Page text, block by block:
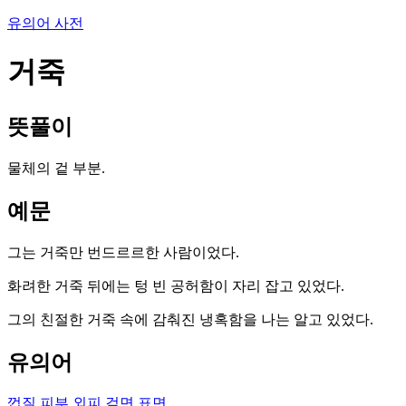
유의어 사전
거죽
뜻풀이
물체의 겉 부분.
예문
그는 거죽만 번드르르한 사람이었다.
화려한 거죽 뒤에는 텅 빈 공허함이 자리 잡고 있었다.
그의 친절한 거죽 속에 감춰진 냉혹함을 나는 알고 있었다.
유의어